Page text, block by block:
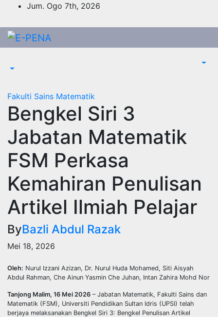
content
Jum. Ogo 7th, 2026
Fakulti Sains Matematik
Bengkel Siri 3
Jabatan Matematik
FSM Perkasa
Kemahiran Penulisan
Artikel Ilmiah Pelajar
ByBazli Abdul Razak
Mei 18, 2026
Oleh: Nurul Izzani Azizan, Dr. Nurul Huda Mohamed, Siti Aisyah
Abdul Rahman, Che Ainun Yasmin Che Juhan, Intan Zahira Mohd Nor
Tanjong Malim, 16 Mei 2026 – Jabatan Matematik, Fakulti Sains dan
Matematik (FSM), Universiti Pendidikan Sultan Idris (UPSI) telah
berjaya melaksanakan Bengkel Siri 3: Bengkel Penulisan Artikel